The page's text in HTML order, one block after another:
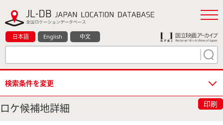
日本語 English 中文
検索条件を変更
ロケ候補地詳細 印刷